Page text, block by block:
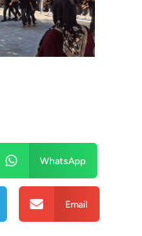
WhatsApp
Email